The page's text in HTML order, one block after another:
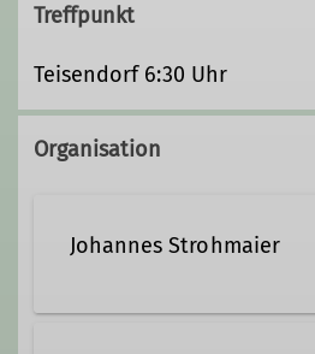
Treffpunkt
Teisendorf 6:30 Uhr
Organisation
Johannes Strohmaier